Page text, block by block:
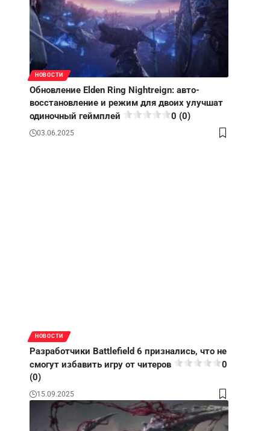
НОВОСТИ
Обновление Elden Ring Nightreign: авто-
восстановление и режим для двоих улучшат
одиночный геймплей
0 (0)
03.06.2025
НОВОСТИ
Разработчики Battlefield 6 признались, что не
смогут избавить игру от читеров
0
(0)
15.09.2025